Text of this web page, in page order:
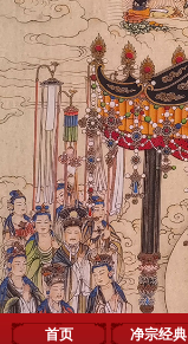
首页 净宗经典